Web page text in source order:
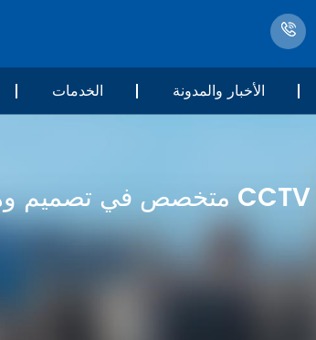
الخدمات الأخبار والمدونة